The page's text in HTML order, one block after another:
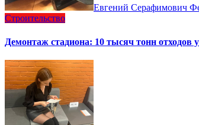
Евгений Серафимович
Строительство
Демонтаж стадиона: 10 тысяч тонн